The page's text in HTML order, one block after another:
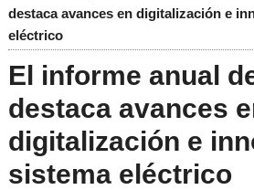
destaca avances en digitalización e
eléctrico
El informe anual
destaca avances
digitalización e
sistema eléctrico